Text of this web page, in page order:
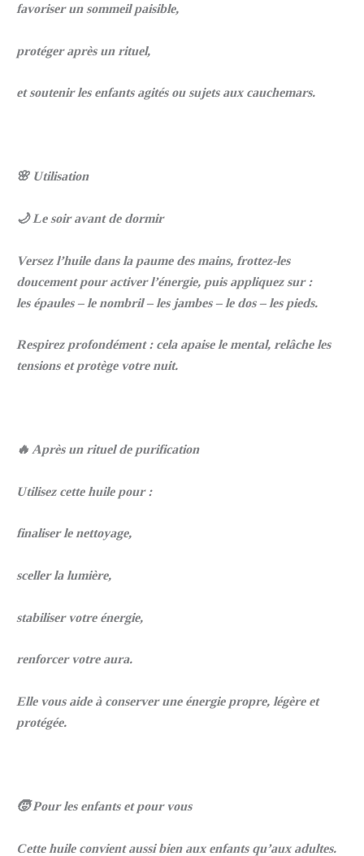
favoriser un sommeil paisible,
protéger après un rituel,
et soutenir les enfants agités ou sujets aux cauchemars.
🌸 Utilisation
🌙 Le soir avant de dormir
Versez l’huile dans la paume des mains, frottez-les
doucement pour activer l’énergie, puis appliquez sur :
les épaules – le nombril – les jambes – le dos – les pieds.
Respirez profondément : cela apaise le mental, relâche les
tensions et protège votre nuit.
🔥 Après un rituel de purification
Utilisez cette huile pour :
finaliser le nettoyage,
sceller la lumière,
stabiliser votre énergie,
renforcer votre aura.
Elle vous aide à conserver une énergie propre, légère et
protégée.
🧒 Pour les enfants et pour vous
Cette huile convient aussi bien aux enfants qu’aux adultes.